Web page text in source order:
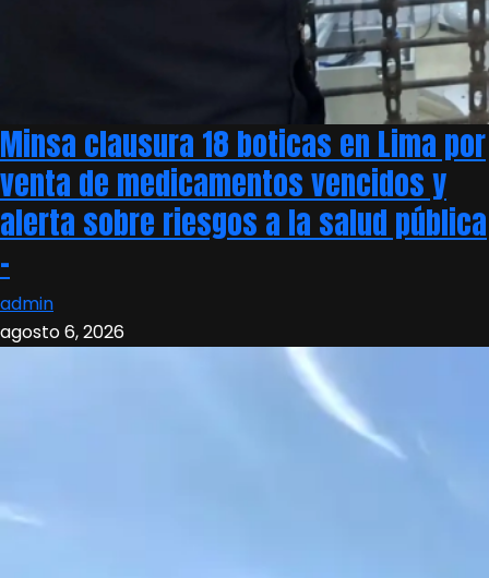
Minsa clausura 18 boticas en Lima por
venta de medicamentos vencidos y
alerta sobre riesgos a la salud pública
–
admin
agosto 6, 2026